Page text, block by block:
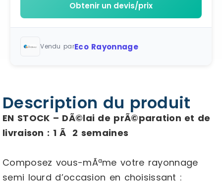
Obtenir un devis/prix
Vendu parEco Rayonnage
Description du produit
EN STOCK – DÃ©lai de prÃ©paration et de
livraison : 1 Ã 2 semaines
Composez vous-mÃªme votre rayonnage
semi lourd d’occasion en choisissant :